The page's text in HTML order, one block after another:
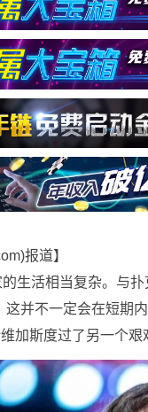
)报道】
活相当复杂。与扑
并不一定会在短期
加斯度过了另一个艰